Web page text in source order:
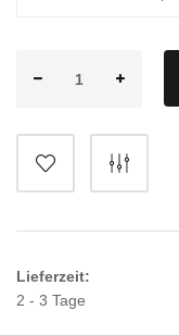
Lieferzeit:
2 - 3 Tage